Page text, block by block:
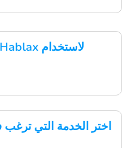
اختر الخدمة التي